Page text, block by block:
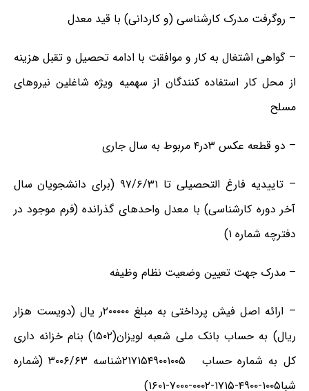
– روگرفت مدرک کارشناسی (و کاردانی) با قید معدل
– گواهی اشتغال به کار و موافقت با ادامه تحصیل و تقبل هزینه
از محل کار استفاده کنندگان از سهمیه ویژه شاغلین نیروهای
مسلح
– دو قطعه عکس ۳در۴ مربوط به سال جاری
– تاییدیه فارغ التحصیلی تا ۹۷/۶/۳۱ (برای دانشجویان سال
آخر دوره کارشناسی) با معدل واحدهای گذرانده (فرم موجود در
دفترچه شماره ۱)
– مدرک جهت تعیین وضعیت نظام وظیفه
– ارائه اصل فیش پرداختی به مبلغ ۲۰۰۰۰۰ر یال (دویست هزار
ریال) به حساب بانک ملی شعبه لویزان(۱۵۰۲) بنام خزانه داری
کل به شماره حساب
۲۱۷۱۵۴۹۰۰۱۰۰۵شناسه ۳۰۰۶/۶۳ (شماره
شبا۱۶۰۱-۷۰۰۰-۰۰۰۲-۱۷۱۵-۴۹۰۰-۱۰۰۵)